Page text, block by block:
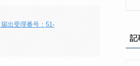
出受理番号：51-
記